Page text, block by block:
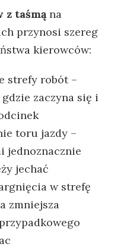
z taśmąna
przynosi szereg
kierowców:
strefy robót –
zaczyna się i
toru jazdy –
jednoznacznie
jechać
w strefę
zmniejsza